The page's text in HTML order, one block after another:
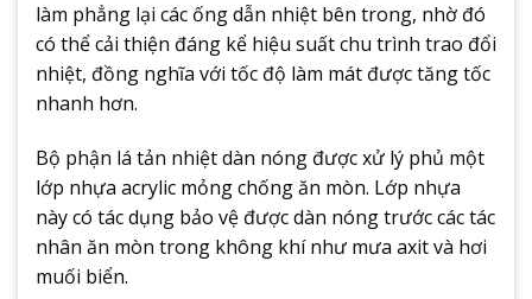
làm phẳng lại các ống dẫn nhiệt bên trong, nhờ đó
có thể cải thiện đáng kể hiệu suất chu trình trao đổi
nhiệt, đồng nghĩa với tốc độ làm mát được tăng tốc
nhanh hơn.
Bộ phận lá tản nhiệt dàn nóng được xử lý phủ một
lớp nhựa acrylic mỏng chống ăn mòn. Lớp nhựa
này có tác dụng bảo vệ được dàn nóng trước các tác
nhân ăn mòn trong không khí như mưa axit và hơi
muối biển.